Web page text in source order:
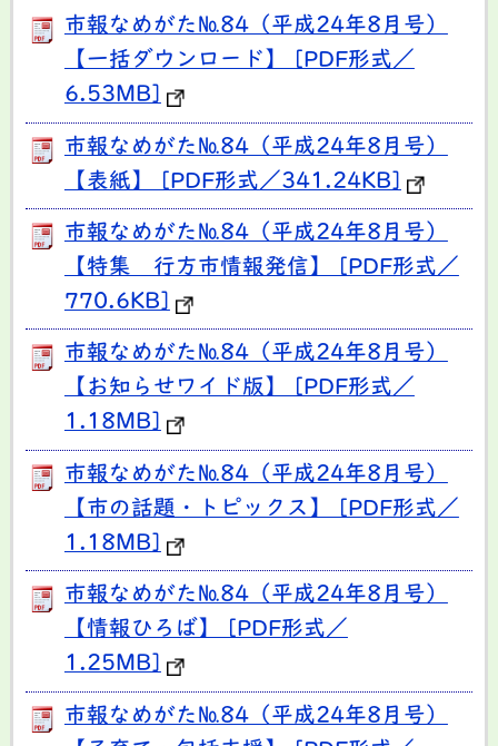
市報なめがた№84（平成24年8月号）
【一括ダウンロード】 [PDF形式／
6.53MB]
市報なめがた№84（平成24年8月号）
【表紙】 [PDF形式／341.24KB]
市報なめがた№84（平成24年8月号）
【特集 行方市情報発信】 [PDF形式／
770.6KB]
市報なめがた№84（平成24年8月号）
【お知らせワイド版】 [PDF形式／
1.18MB]
市報なめがた№84（平成24年8月号）
【市の話題・トピックス】 [PDF形式／
1.18MB]
市報なめがた№84（平成24年8月号）
【情報ひろば】 [PDF形式／
1.25MB]
市報なめがた№84（平成24年8月号）